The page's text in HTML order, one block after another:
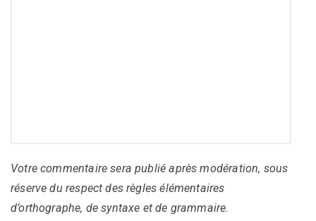
Votre commentaire sera publié après modération, sous
réserve du respect des règles élémentaires
d’orthographe, de syntaxe et de grammaire.